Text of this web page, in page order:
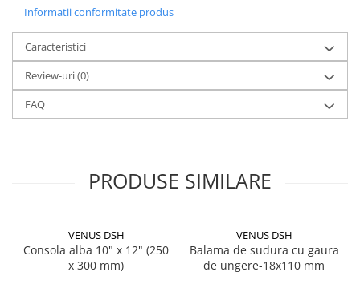
Fiecare ustensilă este prevăzută cu
facilitând depozitarea eficientă și organizată în bucătărie.
Informatii conformitate produs
Caracteristici
Review-uri(0)
FAQ
PRODUSE SIMILARE
VENUS DSH
Consola alba 10" x 12" (250
x 300 mm)
VENUS DSH
Balama de sudura cu gaura
de ungere-18x110 mm